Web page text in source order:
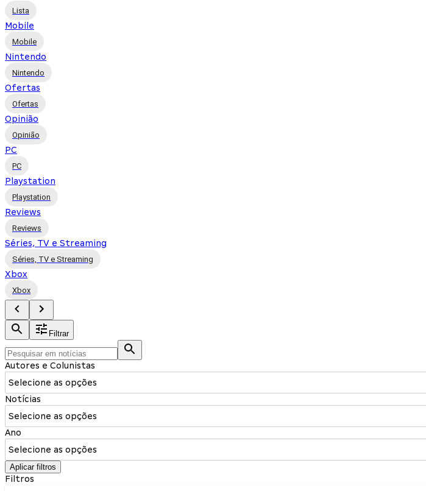
Lista
Mobile
Mobile
Nintendo
Nintendo
Ofertas
Ofertas
Opinião
Opinião
PC
PC
Playstation
Playstation
Reviews
Reviews
Séries, TV e Streaming
Séries, TV e Streaming
Xbox
Xbox
Filtrar
Autores e Colunistas
Selecione as opções
Notícias
Selecione as opções
Ano
Selecione as opções
Aplicar filtros
Filtros